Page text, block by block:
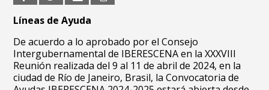
Líneas de Ayuda
De acuerdo a lo aprobado por el Consejo
Intergubernamental de IBERESCENA en la XXXVIII
Reunión realizada del 9 al 11 de abril de 2024, en la
ciudad de Río de Janeiro, Brasil, la Convocatoria de